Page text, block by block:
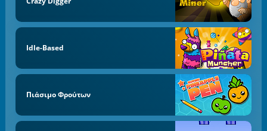
Idle-Based
Πιάσιμο Φρούτων